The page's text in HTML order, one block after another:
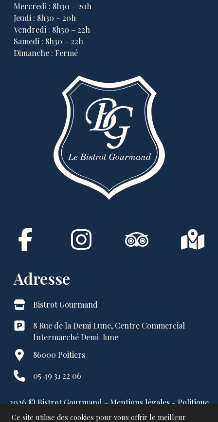
Ce site utilise des cookies pour vous offrir le meilleur
Mercredi : 8h30 – 20h
Jeudi : 8h30 – 20h
Vendredi : 8h30 – 22h
Samedi : 8h30 – 22h
Dimanche : Fermé
Adresse
Bistrot Gourmand
8 Rue de la Demi Lune, Centre Commercial
Intermarché Demi-lune
86000 Poitiers
05 49 31 22 06
2026 © Bistrot Gourmand -Mentions légales-Politique
de confidentialité-Panneau d'administration